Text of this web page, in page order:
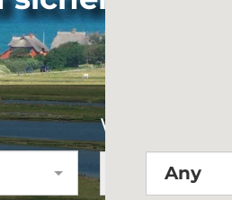
Wie groß?